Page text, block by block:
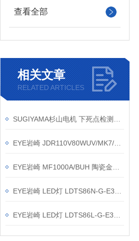
查看全部
相关文章
RELATED ARTICLES